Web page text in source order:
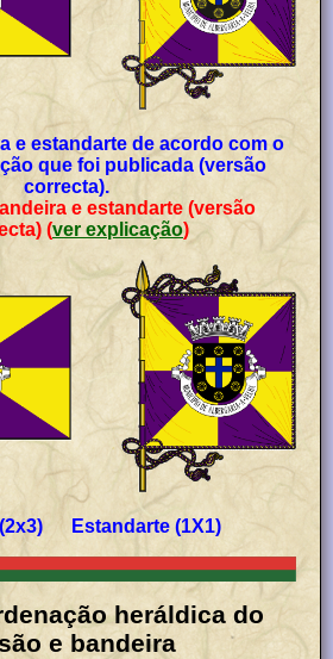
e estandarte de acordo com o
que foi publicada (versão
correcta).
e estandarte (versão
(ver explicação)
(2x3) Estandarte (1X1)
heráldica do
e bandeira